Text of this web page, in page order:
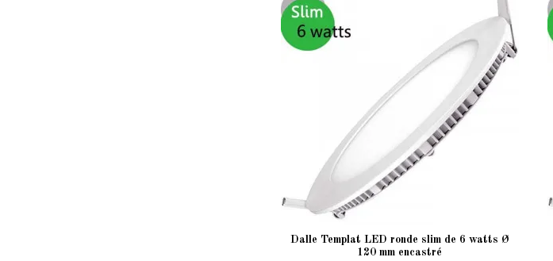
Dalle Templat LED ronde slim de 6 watts Ø
120 mm encastré